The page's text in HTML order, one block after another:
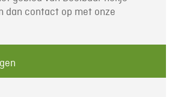
dan contact op met onze